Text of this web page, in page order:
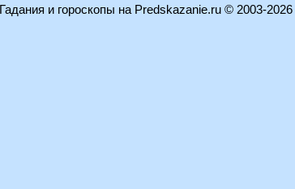
Гадания и гороскопы на Predskazanie.ru© 2003-2026